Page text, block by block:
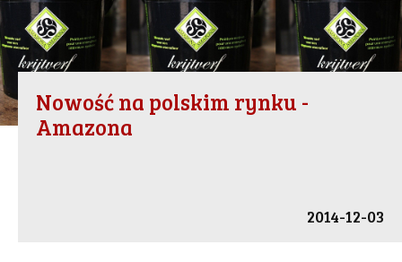
Nowość na polskim rynku -
Amazona
2014-12-03